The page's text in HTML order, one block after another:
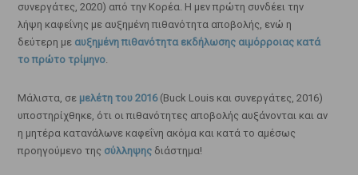
συνεργάτες, 2020) από την Κορέα. Η μεν πρώτη συνδέει την
λήψη καφεΐνης με αυξημένη πιθανότητα αποβολής, ενώ η
δεύτερη με αυξημένη πιθανότητα εκδήλωσης αιμόρροιας κατά
το πρώτο τρίμηνο.
Μάλιστα, σε μελέτη του 2016(Buck Louis και συνεργάτες, 2016)
υποστηρίχθηκε, ότι οι πιθανότητες αποβολής αυξάνονται και αν
η μητέρα κατανάλωνε καφεΐνη ακόμα και κατά το αμέσως
προηγούμενο της σύλληψηςδιάστημα!